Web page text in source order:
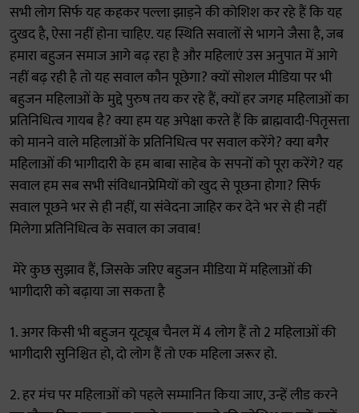
सभी लोग सिर्फ यह कहकर पल्ला झाड़ने की कोशिश कर रहे हैं कि यह
दुखद है, ऐसा नहीं होना चाहिए. यह स्थिति सवालों से भागने जैसा है, जब
हमारा बहुजन समाज आगे बढ़ रहा है और महिलाएं उस अनुपात में आगे
नहीं बढ़ रही है तो यह सवाल कौन पूछेगा? क्यों सोशल मीडिया पर भी
बहुजन महिलाओं के मुद्दे पुरुष तय कर रहे हैं, क्यों हर जगह महिलाओं का
प्रतिनिधित्व गायब है? क्या हम यह अपेक्षा करते हैं कि ब्राह्मवादी-पितृसत्ता
को मानने वाले महिलाओं के प्रतिनिधित्व पर सवाल करेंगे? क्या बगैर
महिलाओं की भागीदारी के हम बाबा साहेब के सपनों को पूरा करेंगे? यह
सवाल हम सब सभी संविधानप्रेमियों को खुद से पूछना होगा? सिर्फ
सवाल पूछने भर से ही नहीं, या संवेदना जाहिर कर देने भर से ही नहीं
मिलेगा प्रतिनिधित्व के सवाल का जवाब!
मेरे कुछ सुझाव हैं, जिसके जरिए बहुजन मीडिया में महिलाओं की
भागीदारी को बढ़ाया जा सकता है
1. अगर किसी भी बहुजन यूट्यूब चैनल में 4 लोग हैं तो 2 महिलाओं की
भागीदारी सुनिश्चित हो, दो लोग हैं तो एक महिला जरूर हो.
2. हर मंच पर महिलाओं को पहले सम्मानित किया जाए, उन्हें लीड करने